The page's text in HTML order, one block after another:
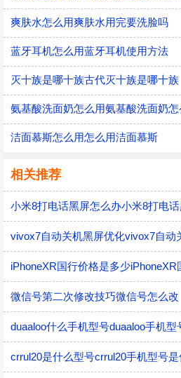
爽肤水怎么用爽肤水用完要洗脸吗
蓝牙耳机怎么用蓝牙耳机使用方法
灭十族是哪十族古代灭十族是哪十族
洁面慕斯怎么用怎么用洁面慕斯
相关推荐
小米8打电话黑屏怎么办小米8打电
vivox7自动关机黑屏优化vivox7自动
iPhoneXR国行价格是多少
微信号第二次修改技巧微信号怎么改
duaaloo什么手机型号duaaloo手机型
crrul20是什么型号crrul20手机型号是